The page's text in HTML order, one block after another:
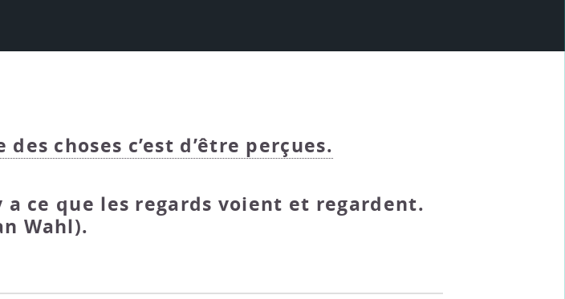
choses c’est d’être perçues.
ce que les regards voient et regardent.
Wahl).